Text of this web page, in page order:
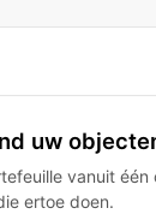
uw
vanuit één
ertoe doen.